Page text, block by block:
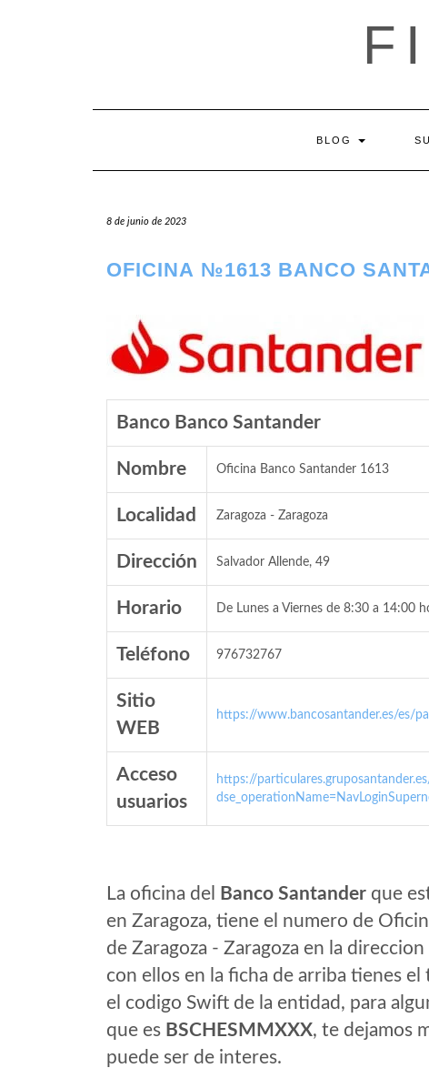
BLOG
8 de junio de 2023
OFICINA №1613 BANCO
Banco Banco Santander
Nombre Oficina Banco Santander 1613
Localidad Zaragoza - Zaragoza
Dirección Salvador Allende, 49
Horario De Lunes a Viernes de 8:30 a 14:00
Teléfono 976732767
Sitio
WEB
https://www.bancosantander.es/es/
Acceso
usuarios
https://
La oficina del Banco Santander que
en Zaragoza, tiene el numero de
de Zaragoza - Zaragoza en la direccion
con ellos en la ficha de arriba tienes
el codigo Swift de la entidad, para
que es BSCHESMMXXX, te dejamos
puede ser de interes.